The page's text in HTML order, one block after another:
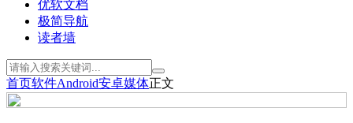
优软文档
极简导航
读者墙
首页软件Android安卓媒体正文